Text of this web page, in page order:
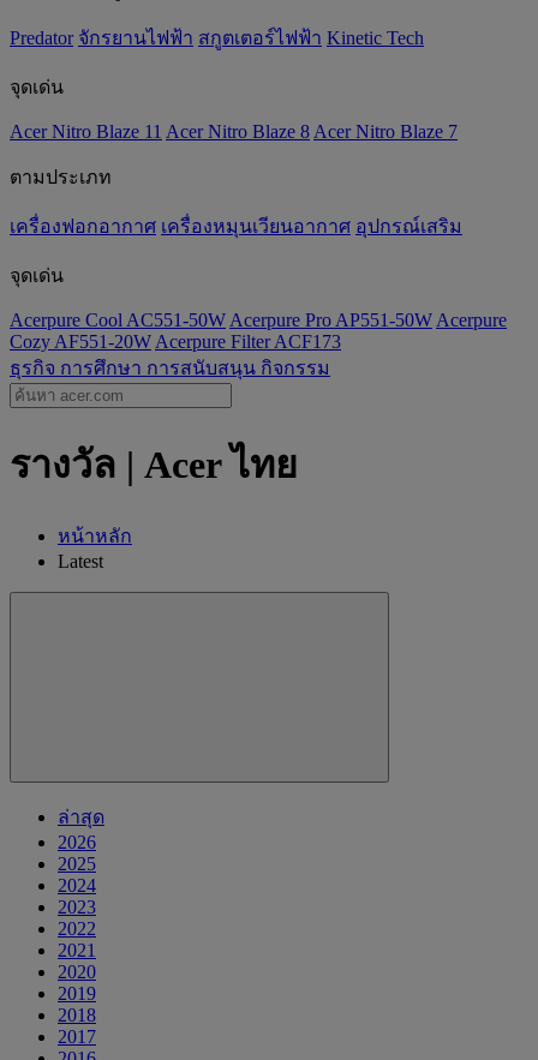
Predator จักรยานไฟฟ้า สกูตเตอร์ไฟฟ้า Kinetic Tech
จุดเด่น
Acer Nitro Blaze 11 Acer Nitro Blaze 8 Acer Nitro Blaze 7
ตามประเภท
เครื่องฟอกอากาศ เครื่องหมุนเวียนอากาศ อุปกรณ์เสริม
จุดเด่น
Acerpure Cool AC551-50W Acerpure Pro AP551-50W Acerpure
Cozy AF551-20W Acerpure Filter ACF173
ธุรกิจ การศึกษา การสนับสนุน กิจกรรม
รางวัล | Acer ไทย
หน้าหลัก
Latest
ล่าสุด
2026
2025
2024
2023
2022
2021
2020
2019
2018
2017